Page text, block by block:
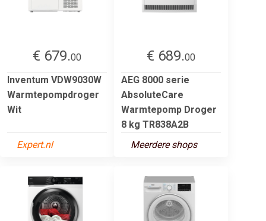
€ 679.00
Inventum VDW9030W
Warmtepompdroger
Wit
Expert.nl
€ 689.00
AEG 8000 serie
AbsoluteCare
Warmtepomp Droger
8 kg TR838A2B
Meerdere shops